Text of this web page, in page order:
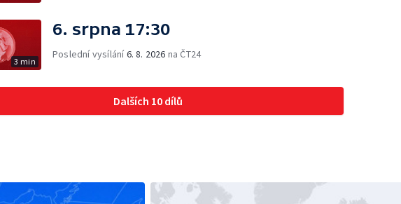
3 min
6. srpna 17:30
Poslední vysílání6. 8. 2026 na ČT24
Dalších 10 dílů